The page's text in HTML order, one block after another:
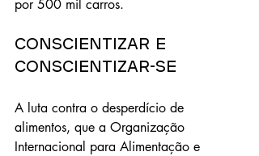
por 500 mil carros.
Conscientizar e
conscientizar-se
A luta contra o desperdício de
alimentos, que a Organização
Internacional para Alimentação e